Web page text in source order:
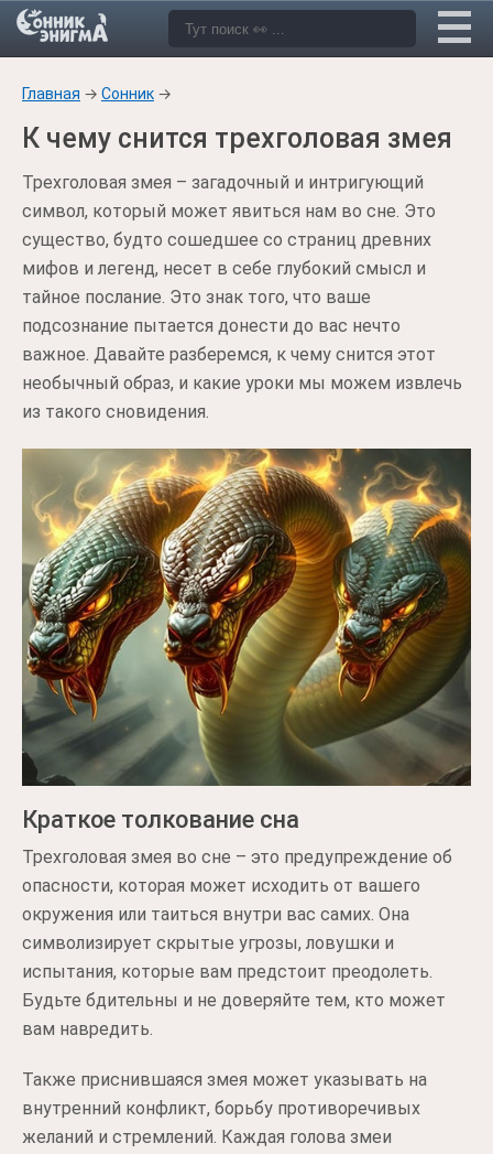
Главная → Сонник →
К чему снится трехголовая змея
Трехголовая змея – загадочный и интригующий
символ, который может явиться нам во сне. Это
существо, будто сошедшее со страниц древних
мифов и легенд, несет в себе глубокий смысл и
тайное послание. Это знак того, что ваше
подсознание пытается донести до вас нечто
важное. Давайте разберемся, к чему снится этот
необычный образ, и какие уроки мы можем извлечь
из такого сновидения.
Краткое толкование сна
Трехголовая змея во сне – это предупреждение об
опасности, которая может исходить от вашего
окружения или таиться внутри вас самих. Она
символизирует скрытые угрозы, ловушки и
испытания, которые вам предстоит преодолеть.
Будьте бдительны и не доверяйте тем, кто может
вам навредить.
Также приснившаяся змея может указывать на
внутренний конфликт, борьбу противоречивых
желаний и стремлений. Каждая голова змеи